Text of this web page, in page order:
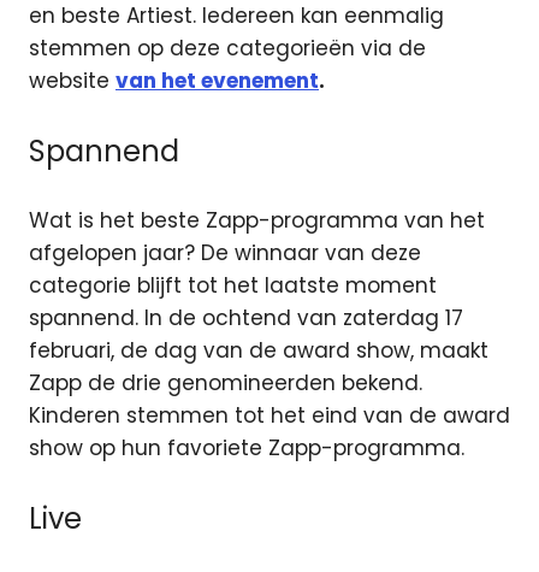
en beste Artiest. Iedereen kan eenmalig
stemmen op deze categorieën via de
website van het evenement.
Spannend
Wat is het beste Zapp-programma van het
afgelopen jaar? De winnaar van deze
categorie blijft tot het laatste moment
spannend. In de ochtend van zaterdag 17
februari, de dag van de award show, maakt
Zapp de drie genomineerden bekend.
Kinderen stemmen tot het eind van de award
show op hun favoriete Zapp-programma.
Live